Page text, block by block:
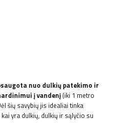
nuo dulkių patekimo ir
į vandenį (iki 1 metro
šių savybių jis idealiai tinka
yra dulkių, dulkių ir sąlyčio su